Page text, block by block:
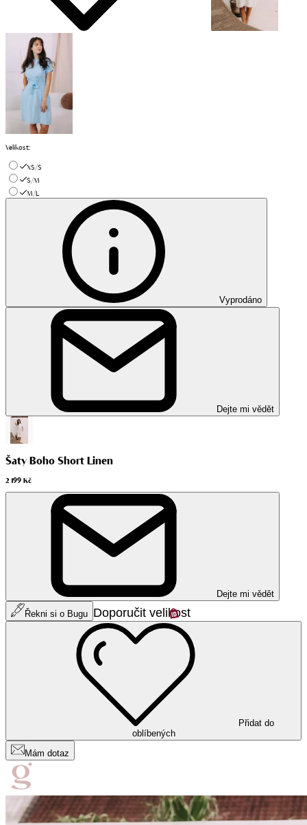
Velikost:
XS/S
S/M
M/L
Vyprodáno
Dejte mi vědět
Šaty Boho Short Linen
2 199 Kč
Dejte mi vědět
Řekni si o Bugu Doporučit velikost
Přidat do
oblíbených
Mám dotaz